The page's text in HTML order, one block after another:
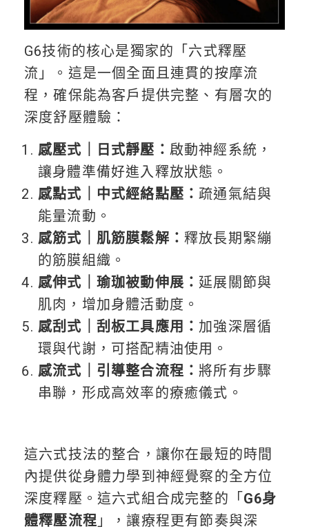
G6技術的核心是獨家的「六式釋壓
流」。這是一個全面且連貫的按摩流
程，確保能為客戶提供完整、有層次的
深度舒壓體驗：
感壓式｜日式靜壓： 啟動神經系統，
讓身體準備好進入釋放狀態。
感點式｜中式經絡點壓：疏通氣結與
能量流動。
感筋式｜肌筋膜鬆解： 釋放長期緊繃
的筋膜組織。
感伸式｜瑜珈被動伸展： 延展關節與
肌肉，增加身體活動度。
感刮式｜刮板工具應用： 加強深層循
環與代謝，可搭配精油使用。
感流式｜引導整合流程：將所有步驟
串聯，形成高效率的療癒儀式。
這六式技法的整合，讓你在最短的時間
內提供從身體力學到神經覺察的全方位
深度釋壓。這六式組合成完整的「 G6身
體釋壓流程 」，讓療程更有節奏與深